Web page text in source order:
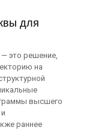
для
это решение,
на
высшего
раннее